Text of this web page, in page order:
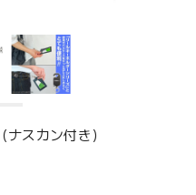
スカン付き）